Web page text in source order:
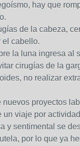
hay que
de la cabeza,
el cabello.
la luna ingresa al
cirugías de la
no realizar
nuevos proyectos
un viaje por
y sentimental se
por lo que ya